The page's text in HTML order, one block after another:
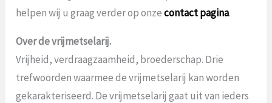
helpen wij u graag verder op onzecontact pagina.
Over de vrijmetselarij.
Vrijheid, verdraagzaamheid, broederschap. Drie
trefwoorden waarmee de vrijmetselarij kan worden
gekarakteriseerd. De vrijmetselarij gaat uit van ieders